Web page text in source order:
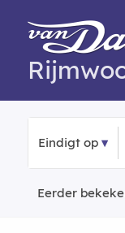
Eindigt op
Eerder